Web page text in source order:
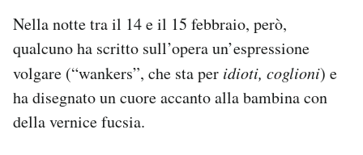
Nella notte tra il 14 e il 15 febbraio, però,
qualcuno ha scritto sull’opera un’espressione
volgare (“wankers”, che sta per idioti, coglioni) e
ha disegnato un cuore accanto alla bambina con
della vernice fucsia.